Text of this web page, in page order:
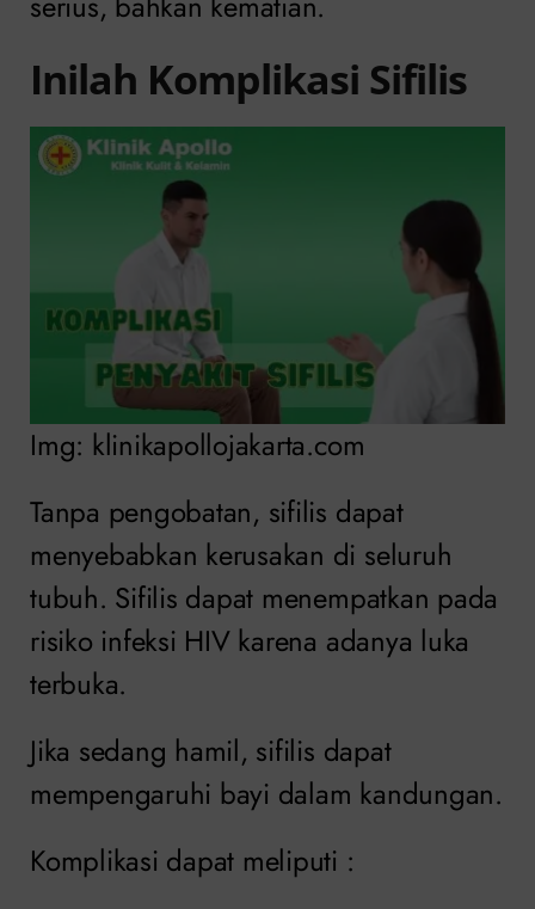
Inilah Komplikasi Sifilis
Img: klinikapollojakarta.com
Tanpa pengobatan, sifilis dapat
menyebabkan kerusakan di seluruh
tubuh. Sifilis dapat menempatkan pada
risiko infeksi HIV karena adanya luka
terbuka.
Jika sedang hamil, sifilis dapat
mempengaruhi bayi dalam kandungan.
Komplikasi dapat meliputi :